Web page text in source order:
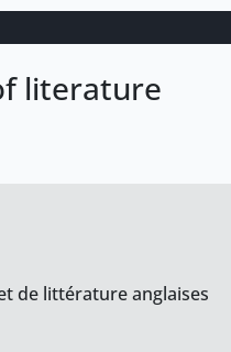
literature
de littérature anglaises